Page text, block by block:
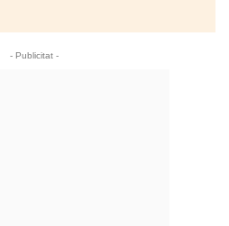
- Publicitat -